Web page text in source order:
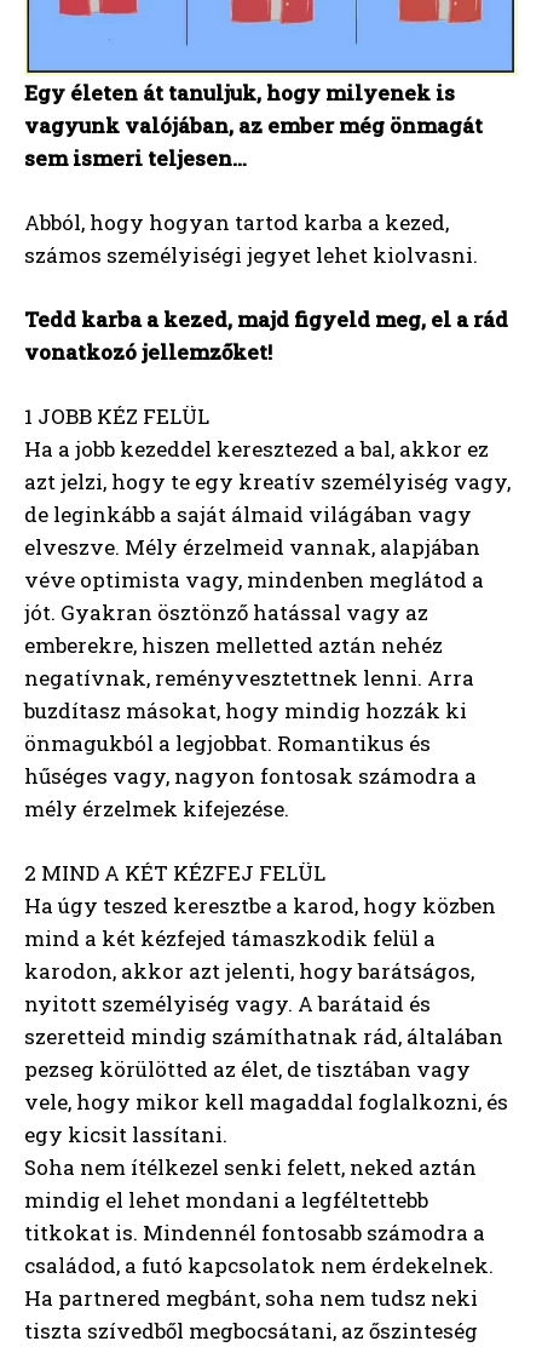
Egy életen át tanuljuk, hogy milyenek is
vagyunk valójában, az ember még önmagát
sem ismeri teljesen…
Abból, hogy hogyan tartod karba a kezed,
számos személyiségi jegyet lehet kiolvasni.
Tedd karba a kezed, majd figyeld meg, el a rád
vonatkozó jellemzőket!
1 JOBB KÉZ FELÜL
Ha a jobb kezeddel keresztezed a bal, akkor ez
azt jelzi, hogy te egy kreatív személyiség vagy,
de leginkább a saját álmaid világában vagy
elveszve. Mély érzelmeid vannak, alapjában
véve optimista vagy, mindenben meglátod a
jót. Gyakran ösztönző hatással vagy az
emberekre, hiszen melletted aztán nehéz
negatívnak, reményvesztettnek lenni. Arra
buzdítasz másokat, hogy mindig hozzák ki
önmagukból a legjobbat. Romantikus és
hűséges vagy, nagyon fontosak számodra a
mély érzelmek kifejezése.
2 MIND A KÉT KÉZFEJ FELÜL
Ha úgy teszed keresztbe a karod, hogy közben
mind a két kézfejed támaszkodik felül a
karodon, akkor azt jelenti, hogy barátságos,
nyitott személyiség vagy. A barátaid és
szeretteid mindig számíthatnak rád, általában
pezseg körülötted az élet, de tisztában vagy
vele, hogy mikor kell magaddal foglalkozni, és
egy kicsit lassítani.
Soha nem ítélkezel senki felett, neked aztán
mindig el lehet mondani a legféltettebb
titkokat is. Mindennél fontosabb számodra a
családod, a futó kapcsolatok nem érdekelnek.
Ha partnered megbánt, soha nem tudsz neki
tiszta szívedből megbocsátani, az őszinteség